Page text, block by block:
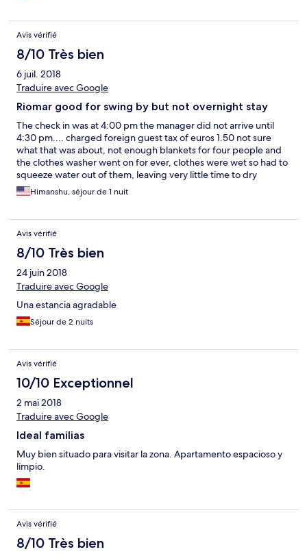
Avis vérifié
8/10 Très bien
6 juil. 2018
Traduire avec Google
Riomar good for swing by but not overnight stay
The check in was at 4:00 pm the manager did not arrive until
4:30 pm.... charged foreign guest tax of euros 1.50 not sure
what that was about, not enough blankets for four people and
the clothes washer went on for ever, clothes were wet so had to
squeeze water out of them, leaving very little time to dry
overnight... very small town, limited food choices for
vegetarians... local people are very friendly and helpful...
Himanshu, séjour de 1 nuit
Avis vérifié
8/10 Très bien
24 juin 2018
Traduire avec Google
Una estancia agradable
Séjour de 2 nuits
Avis vérifié
10/10 Exceptionnel
2 mai 2018
Traduire avec Google
Ideal familias
Muy bien situado para visitar la zona. Apartamento espacioso y
limpio.
Avis vérifié
8/10 Très bien